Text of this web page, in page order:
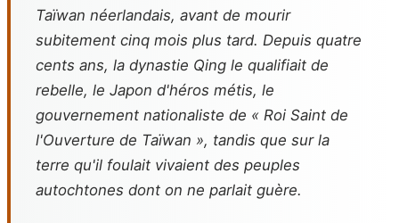
Taïwan néerlandais, avant de mourir
subitement cinq mois plus tard. Depuis quatre
cents ans, la dynastie Qing le qualifiait de
rebelle, le Japon d'héros métis, le
gouvernement nationaliste de « Roi Saint de
l'Ouverture de Taïwan », tandis que sur la
terre qu'il foulait vivaient des peuples
autochtones dont on ne parlait guère.